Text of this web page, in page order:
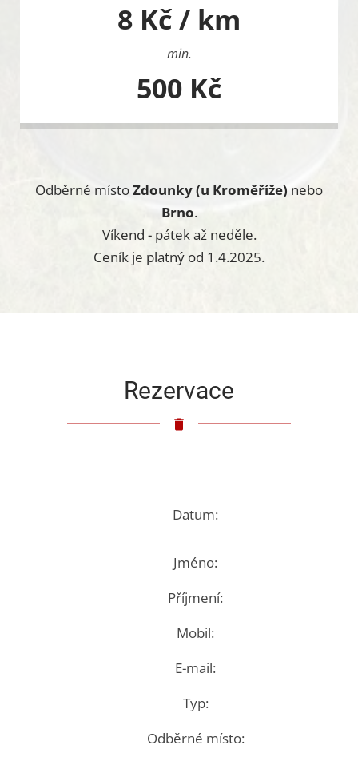
8 Kč / km
min.
500 Kč
Odběrné místoZdounky (u Kroměříže) nebo
Brno.
Víkend - pátek až neděle.
Ceník je platný od 1.4.2025.
Rezervace
Datum:
Jméno:
Příjmení:
Mobil:
E-mail:
Typ:
Odběrné místo: